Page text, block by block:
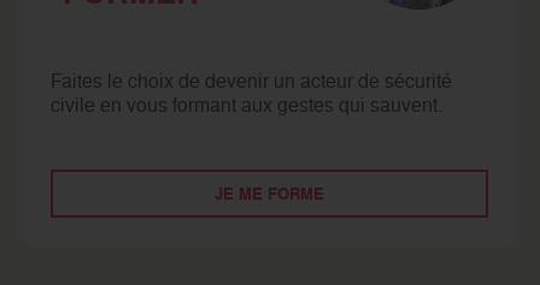
Faites le choix de devenir un acteur de sécurité
civile en vous formant aux gestes qui sauvent.
JE ME FORME